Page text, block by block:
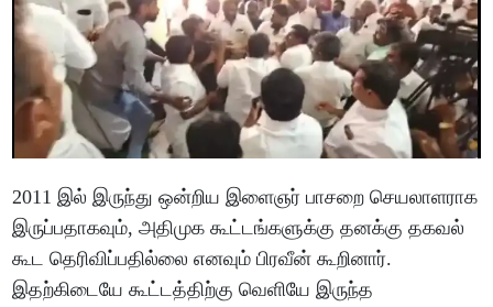
2011 இல் இருந்து ஒன்றிய இளைஞர் பாசறை செயலாளராக
இருப்பதாகவும், அதிமுக கூட்டங்களுக்கு தனக்கு தகவல்
கூட தெரிவிப்பதில்லை எனவும் பிரவீன் கூறினார்.
இதற்கிடையே கூட்டத்திற்கு வெளியே இருந்த